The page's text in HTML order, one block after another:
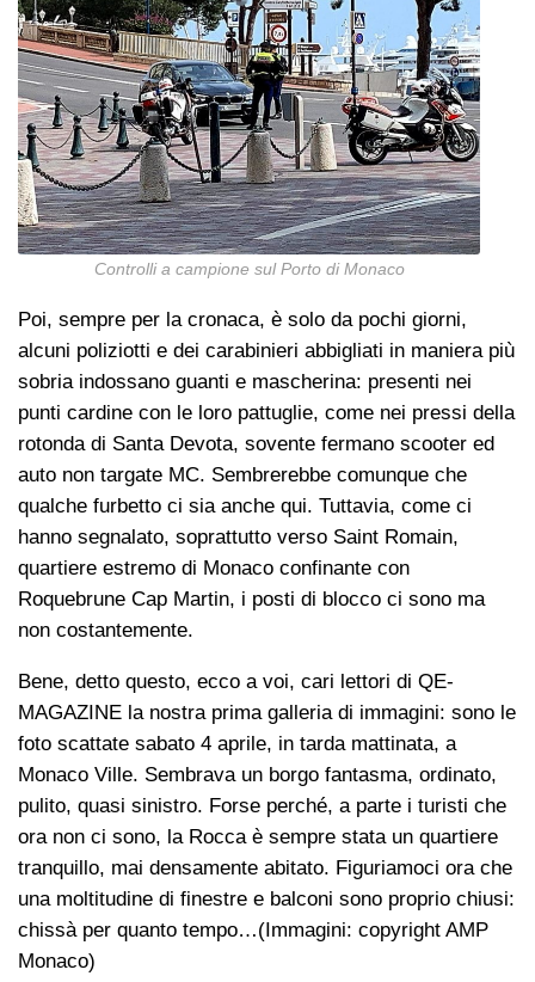
Controlli a campione sul Porto di Monaco
Poi, sempre per la cronaca, è solo da pochi giorni,
alcuni poliziotti e dei carabinieri abbigliati in maniera più
sobria indossano guanti e mascherina: presenti nei
punti cardine con le loro pattuglie, come nei pressi della
rotonda di Santa Devota, sovente fermano scooter ed
auto non targate MC. Sembrerebbe comunque che
qualche furbetto ci sia anche qui. Tuttavia, come ci
hanno segnalato, soprattutto verso Saint Romain,
quartiere estremo di Monaco confinante con
Roquebrune Cap Martin, i posti di blocco ci sono ma
non costantemente.
Bene, detto questo, ecco a voi, cari lettori di QE-
MAGAZINE la nostra prima galleria di immagini: sono le
foto scattate sabato 4 aprile, in tarda mattinata, a
Monaco Ville. Sembrava un borgo fantasma, ordinato,
pulito, quasi sinistro. Forse perché, a parte i turisti che
ora non ci sono, la Rocca è sempre stata un quartiere
tranquillo, mai densamente abitato. Figuriamoci ora che
una moltitudine di finestre e balconi sono proprio chiusi:
chissà per quanto tempo…(Immagini: copyright AMP
Monaco)